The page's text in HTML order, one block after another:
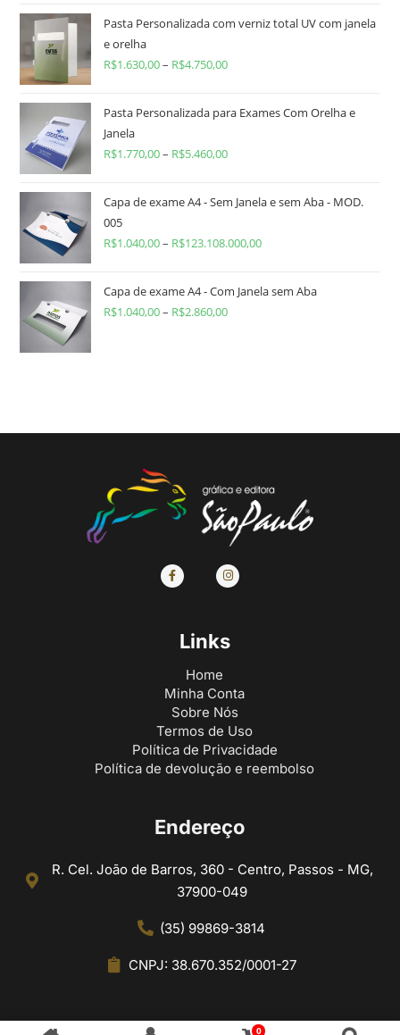
Pasta Personalizada com verniz total UV com janela
e orelha
R$1.630,00– R$4.750,00
Pasta Personalizada para Exames Com Orelha e
Janela
R$1.770,00– R$5.460,00
Capa de exame A4 - Sem Janela e sem Aba - MOD.
005
R$1.040,00– R$123.108.000,00
Capa de exame A4 - Com Janela sem Aba
R$1.040,00– R$2.860,00
Links
Home
Minha Conta
Sobre Nós
Termos de Uso
Política de Privacidade
Política de devolução e reembolso
Endereço
R. Cel. João de Barros, 360 - Centro, Passos - MG,
37900-049
(35) 99869-3814
CNPJ: 38.670.352/0001-27
0